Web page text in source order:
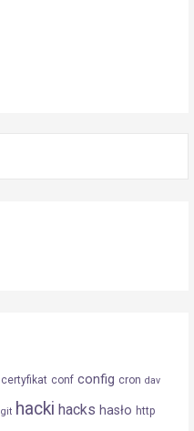
certyfikat conf config cron dav
git hacki hacks hasło http